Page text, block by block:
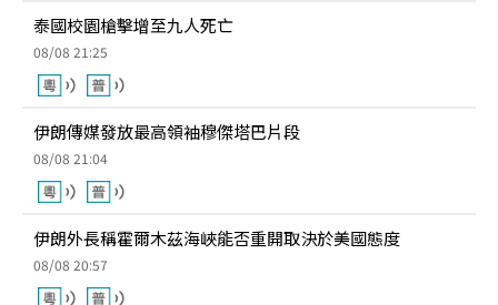
泰國校園槍擊增至九人死亡
08/08 21:25
伊朗傳媒發放最高領袖穆傑塔巴片段
08/08 21:04
伊朗外長稱霍爾木茲海峽能否重開取決於美國態度
08/08 20:57